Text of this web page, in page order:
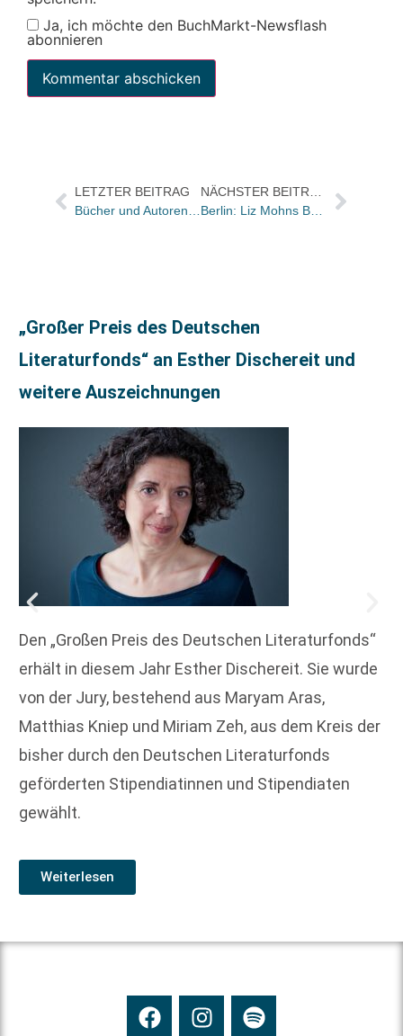
Ja, ich möchte den BuchMarkt-Newsflash
abonnieren
LETZTER BEITRAG
„Großer Preis des Deutschen
Literaturfonds“ an Esther Dischereit und
weitere Auszeichnungen
Den „Großen Preis des Deutschen Literaturfonds“
erhält in diesem Jahr Esther Dischereit. Sie wurde
von der Jury, bestehend aus Maryam Aras,
Matthias Kniep und Miriam Zeh, aus dem Kreis der
bisher durch den Deutschen Literaturfonds
geförderten Stipendiatinnen und Stipendiaten
gewählt.
Weiterlesen